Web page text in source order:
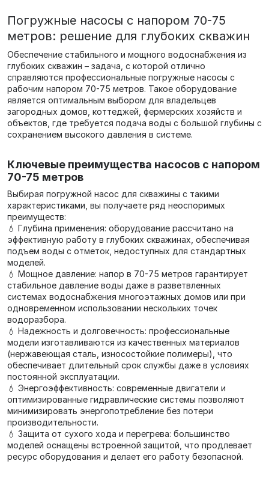
Погружные насосы с напором 70-75
метров: решение для глубоких скважин
Обеспечение стабильного и мощного водоснабжения из
глубоких скважин – задача, с которой отлично
справляются профессиональные погружные насосы с
рабочим напором 70-75 метров. Такое оборудование
является оптимальным выбором для владельцев
загородных домов, коттеджей, фермерских хозяйств и
объектов, где требуется подача воды с большой глубины с
сохранением высокого давления в системе.
Ключевые преимущества насосов с напором
70-75 метров
Выбирая погружной насос для скважины с такими
характеристиками, вы получаете ряд неоспоримых
преимуществ:
💧 Глубина применения: оборудование рассчитано на
эффективную работу в глубоких скважинах, обеспечивая
подъем воды с отметок, недоступных для стандартных
моделей.
💧 Мощное давление: напор в 70-75 метров гарантирует
стабильное давление воды даже в разветвленных
системах водоснабжения многоэтажных домов или при
одновременном использовании нескольких точек
водоразбора.
💧 Надежность и долговечность: профессиональные
модели изготавливаются из качественных материалов
(нержавеющая сталь, износостойкие полимеры), что
обеспечивает длительный срок службы даже в условиях
постоянной эксплуатации.
💧 Энергоэффективность: современные двигатели и
оптимизированные гидравлические системы позволяют
минимизировать энергопотребление без потери
производительности.
💧 Защита от сухого хода и перегрева: большинство
моделей оснащены встроенной защитой, что продлевает
ресурс оборудования и делает его работу безопасной.